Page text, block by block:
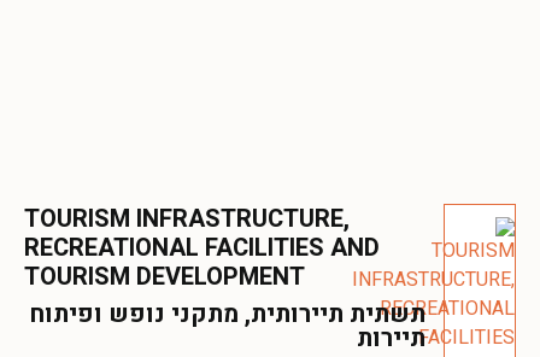
TOURISM INFRASTRUCTURE,
RECREATIONAL FACILITIES AND
TOURISM DEVELOPMENT
תשתית תיירותית, מתקני נופש ופיתוח
תיירות